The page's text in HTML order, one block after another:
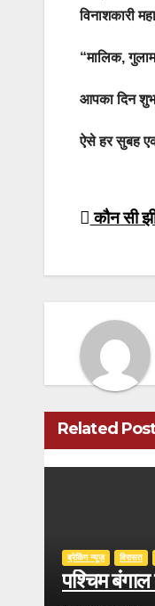
विनाशकारी
“मालिक,
आपका दिन शुभ
ऐसे हर सुबह
Post
कौन सी
Related
ब्रेकिंग न्यूज़ ‍‍विरासत
पश्चिम